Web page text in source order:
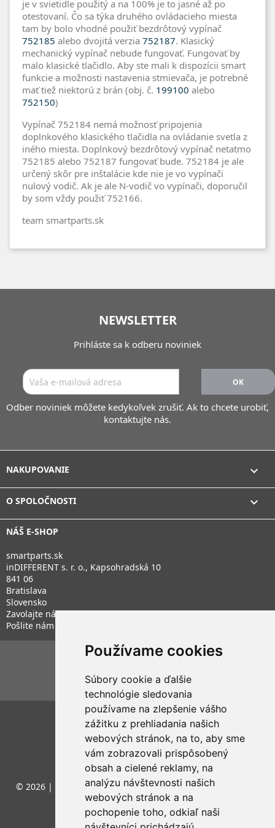
Používame cookies
Súbory cookie a ďalšie
technológie sledovania
používame na zlepšenie vášho
zážitku z prehliadania našich
webových stránok, na to, aby sme
vám zobrazovali prispôsobený
obsah a cielené reklamy, na
analýzu návštevnosti našich
webových stránok a na
pochopenie toho, odkiaľ naši
je v svietidle použitý a na 100% je to jasné až po
otestovaní. Čo sa týka druhého ovládacieho miesta
tam by bolo vhodné použiť bezdrôtový vypínač
752185 alebo dvojitá verzia 752187. Klasický
mechanický vypínač nebude fungovať. Fungovať by
malo klasické tlačidlo. Aby ste mali k dispozícii smart
funkcie a možnosti nastavenia stmievača, je potrebné
mať tiež niektorú z brán (obj. č. 199100 alebo
752150)
Vypínač 752184 nemá možnosť pripojenia
doplnkového klasického tlačidla na ovládanie svetla z
iného miesta. Doplnkový bezdrôtový vypínač netatmo
752185 alebo 752187 fungovať bude. 752184 je ale
určený skôr pre inštalácie kde nie je vo vypínači
nulový vodič. Ak je ale N-vodič vo vypínači, doporučil
by som vždy použiť 752166.
team smartparts.sk
NEWSLETTER
Prihláste sa k odberu noviniek
Odber noviniek môžete kedykoľvek zrušiť. Ak to chcete urobiť,
kontaktujte nás.
NAKUPOVANIE 
O SPOLOČNOSTI 
NÁŠ E-SHOP
smartparts.sk
inDIFFERENT s. r. o., Kapsohradská 10
841 06
Bratislava
Slovensko
Zavolajte nám:+421 948 187 781
Pošlite nám e-mail:
SLEDUJTE NÁS
Facebook Instagram
© 2026 | tvorba eshopu Bratislavaby Nastavenie